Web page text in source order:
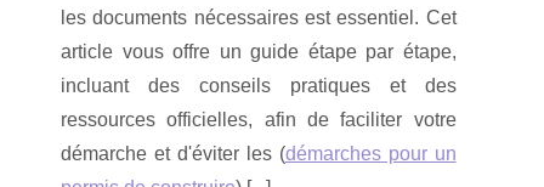
les documents nécessaires est essentiel. Cet
article vous offre un guide étape par étape,
incluant des conseils pratiques et des
ressources officielles, afin de faciliter votre
démarche et d'éviter les (démarches pour un